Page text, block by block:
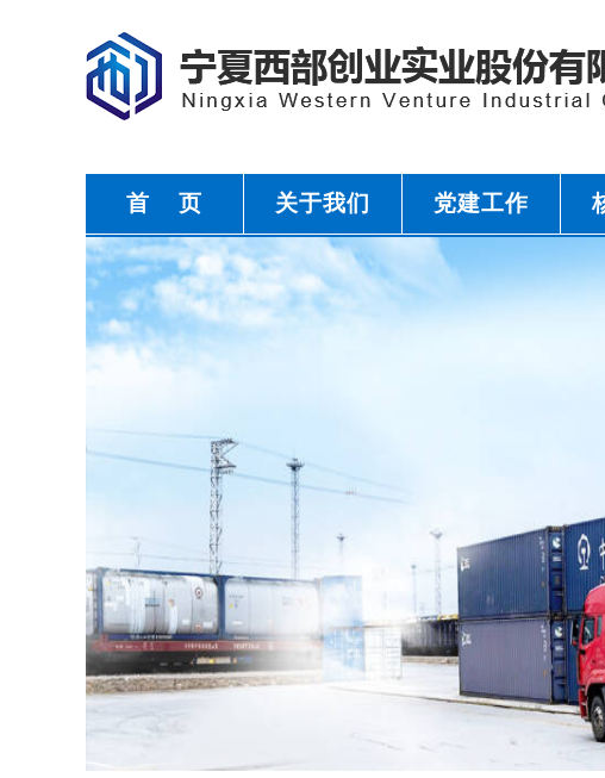
首 页 关于我们 党建工作